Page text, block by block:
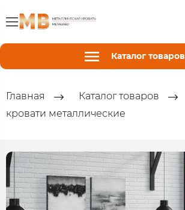
Каталог товаров
Главная Каталог товаров
кровати металлические